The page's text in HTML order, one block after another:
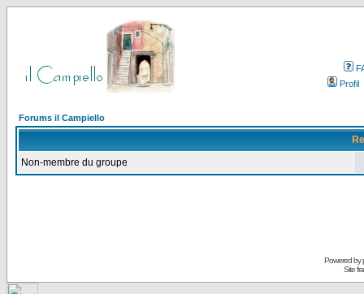
Profil
Forums il Campiello
Non-membre du groupe
Powered by
Site